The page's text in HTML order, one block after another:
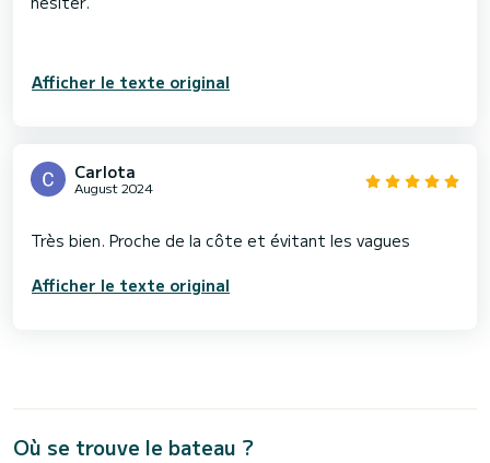
Afficher le texte original
Carlota
August 2024
Afficher le texte original
Où se trouve le bateau ?